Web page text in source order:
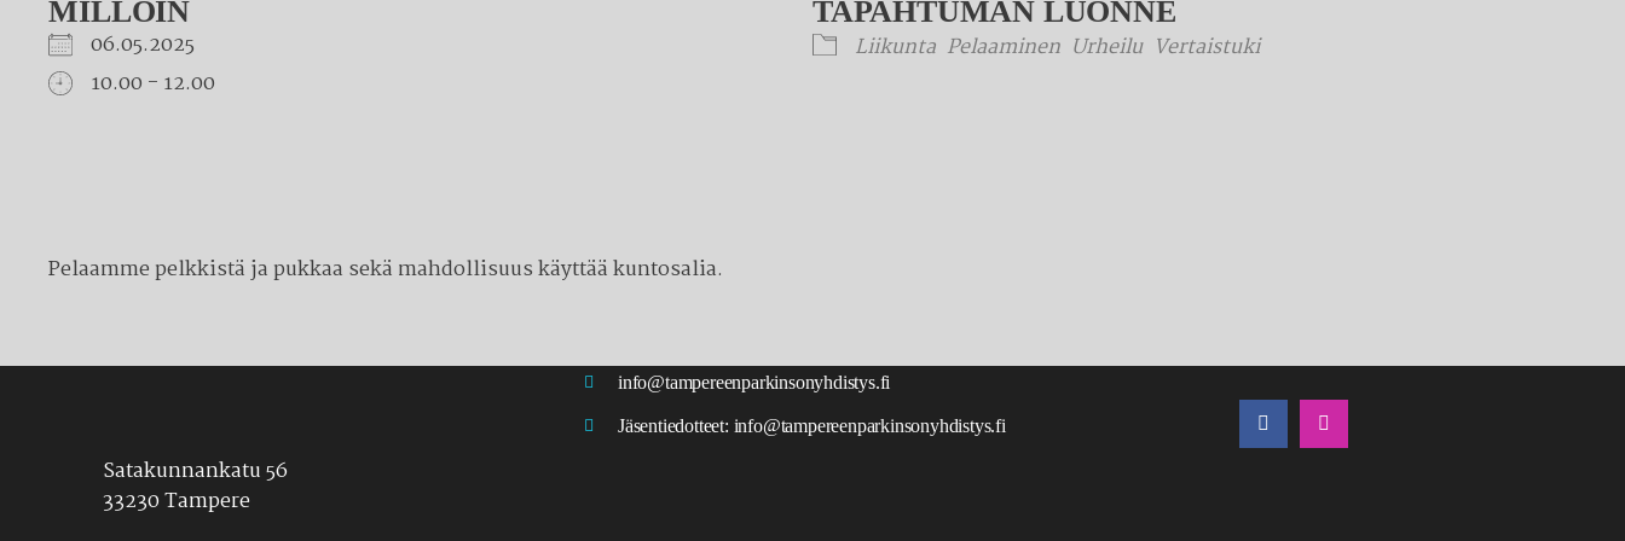
MILLOIN
06.05.2025
10.00 - 12.00
TAPAHTUMAN LUONNE
Liikunta Pelaaminen Urheilu Vertaistuki
Pelaamme pelkkistä ja pukkaa sekä mahdollisuus käyttää kuntosalia.
Satakunnankatu 56
33230 Tampere
info@tampereenparkinsonyhdistys.fi
Jäsentiedotteet: info@tampereenparkinsonyhdistys.fi